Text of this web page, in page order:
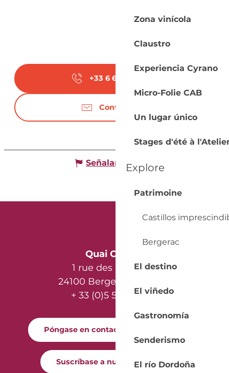
Zona vinícola
Claustro
Experiencia Cyrano
Micro-Folie CAB
Un lugar único
Stages d'été à
Explore
Patrimoine
Castillos
Bergerac
El destino
El viñedo
Gastronomía
Senderismo
El río Dordoña
+33 6 66 05 96
Contáctenos
Señalar un error
Quai Cyrano
1 rue des Récollets
24100 Bergerac - France
+ 33 (0)5 53 57 03 11
Póngase en contacto con nosotros
Suscríbase a nuestro boletín